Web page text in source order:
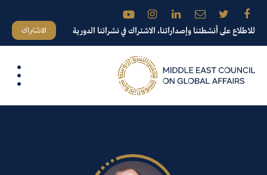
للاطلاع على أنشطتنا وإصداراتنا، الاشتراك في نشراتنا الدورية الاشتراك